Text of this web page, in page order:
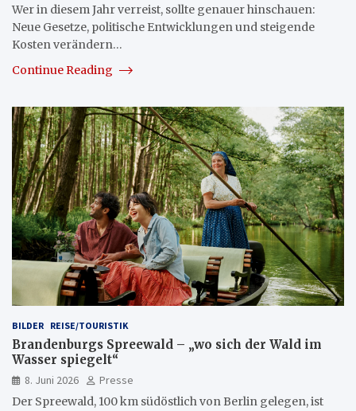
Wer in diesem Jahr verreist, sollte genauer hinschauen:
Neue Gesetze, politische Entwicklungen und steigende
Kosten verändern…
Continue Reading
BILDER REISE/TOURISTIK
Brandenburgs Spreewald – „wo sich der Wald im
Wasser spiegelt“
8. Juni 2026
Presse
Der Spreewald, 100 km südöstlich von Berlin gelegen, ist